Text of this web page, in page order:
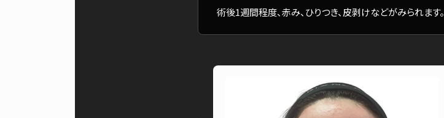
術後1週間程度、赤み、ひりつき、皮剥けなどがみられます。